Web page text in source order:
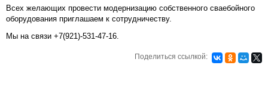
Всех желающих провести модернизацию собственного сваебойного
оборудования приглашаем к сотрудничеству.
Мы на связи +7(921)-531-47-16.
Поделиться ссылкой: